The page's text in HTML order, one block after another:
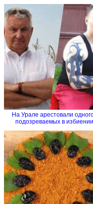
На Урале арестовали
подозреваемых в